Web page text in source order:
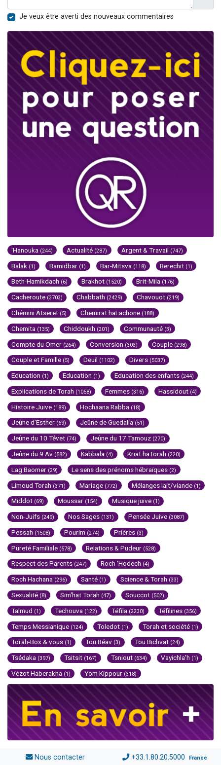
Je veux être averti des nouveaux commentaires
'Hanouka (244) Actualité (287) Argent & Travail (747)
Balak (1) Bamidbar (1) Bar-Mitsva (118) Berechit (1)
Beth-Hamikdach (6) Brakhot (1520) Brit-Mila (176)
Cacheroute (3703) Chabbath (2429) Chavouot (219)
Chémini Atseret (5) Chemirat haLachone (188)
Chemita (135) Chiddoukh (201) Communauté (3)
Compte du Omer (264) Conversion (303) Couple (298)
Couple et Famille (5) Deuil (1102) Divers (5037)
Education (1) Education (1) Education des enfants (244)
Explications de Torah (1058) Femmes (316) Hassidout (4)
Histoire Juive (189) Hochaana Rabba (18)
Jeûne d'Esther (69) Jeûne de Guedalia (51)
Jeûne du 10 Tévet (74) Jeûne du 17 Tamouz (270)
Jeûne du 9 Av (582) Kabbala (4) Kriat haTorah (220)
Lag Baomer (29) Le sens des prénoms hébraïques (2)
Limoud Torah (371) Mariage (772) Mélanges lait/viande (1)
Middot (69) Moussar (154) Musique juive (1)
Non-Juifs (249) Nos Sages (131) Pensée Juive (3087)
Pessah (1508) Pourim (274) Prières (3)
Pureté Familiale (578) Relations & Pudeur (528)
Respect des Parents (247) Roch 'Hodech (4)
Roch Hachana (296) Santé (1) Science & Torah (33)
Sexualité (8) Sim'hat Torah (47) Souccot (502)
Talmud (1) Techouva (122) Téfila (2230) Téfilines (356)
Temps Messianique (124) Toledot (1) Torah et société (1)
Torah-Box & vous (1) Tou Béav (3) Tou Bichvat (24)
Tsédaka (397) Tsitsit (167) Tsniout (634) Vayichla'h (1)
Vézot Haberakha (1) Yom Kippour (318)
Nous contacter +33.1.80.20.5000 France